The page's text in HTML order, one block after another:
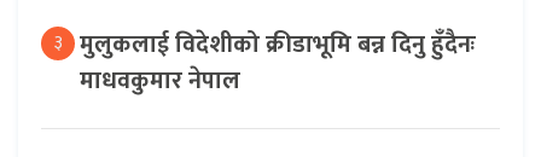
३ मुलुकलाई विदेशीको क्रीडाभूमि बन्न दिनु हुँदैनः
माधवकुमार नेपाल